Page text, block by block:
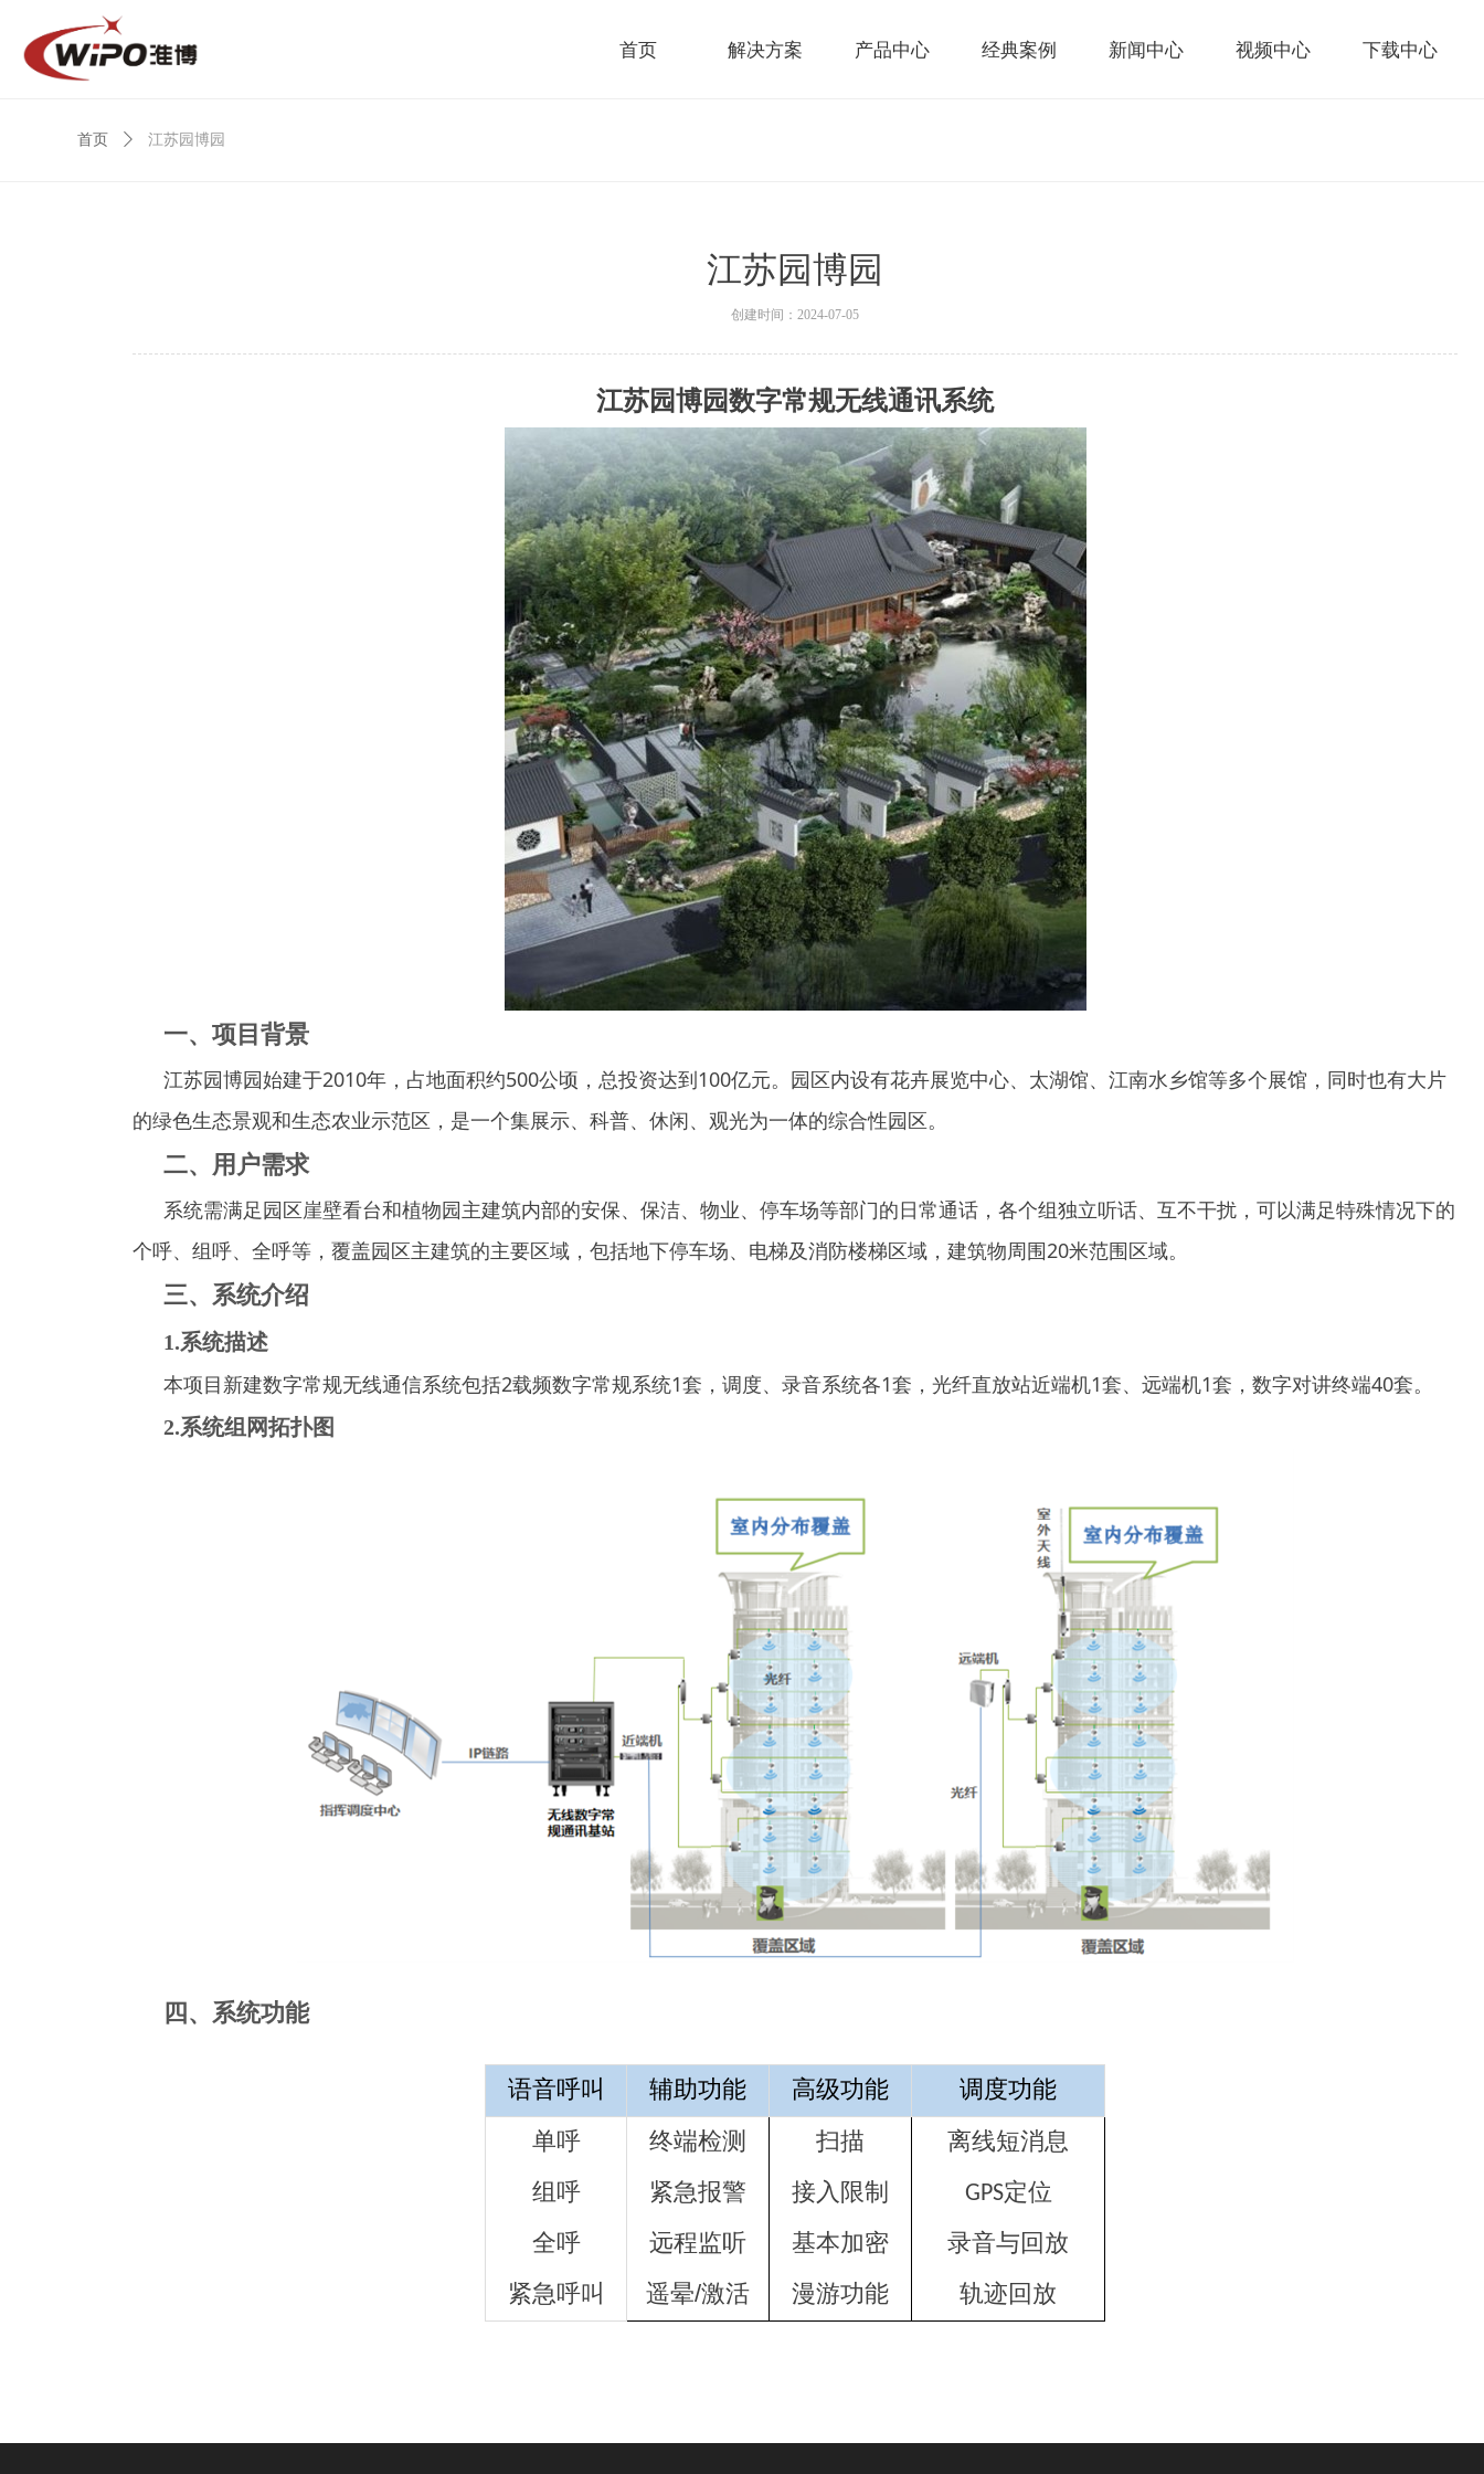
首页 解决方案 产品中心 经典案例 新闻中心 视频中心 下载中心
首页 ꄲ 江苏园博园
江苏园博园
创建时间： 2024-07-05
江苏园博园数字常规无线通讯系统
一、项目背景
江苏园博园始建于2010年，占地面积约500公顷，总投资达到100亿元。园区内设有花卉展览中心、太湖馆、江南水乡馆等多个展馆，同时也有大片
的绿色生态景观和生态农业示范区，是一个集展示、科普、休闲、观光为一体的综合性园区。
二、用户需求
系统需满足园区崖壁看台和植物园主建筑内部的安保、保洁、物业、停车场等部门的日常通话，各个组独立听话、互不干扰，可以满足特殊情况下的
个呼、组呼、全呼等，覆盖园区主建筑的主要区域，包括地下停车场、电梯及消防楼梯区域，建筑物周围20米范围区域。
三、系统介绍
1.系统描述
本项目新建数字常规无线通信系统包括2载频数字常规系统1套，调度、录音系统各1套，光纤直放站近端机1套、远端机1套，数字对讲终端40套。
2.系统组网拓扑图
四、系统功能
语音呼叫 辅助功能 高级功能
调度功能
单呼
组呼
全呼
紧急呼叫
终端检测
紧急报警
远程监听
遥晕/激活
扫描
接入限制
基本加密
漫游功能
离线短消息
GPS定位
录音与回放
轨迹回放